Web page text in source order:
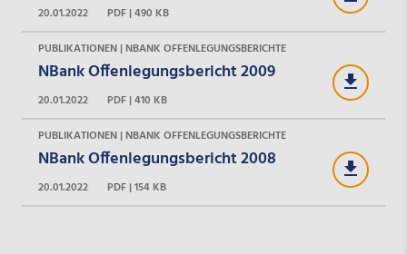
20.01.2022
PDF | 490 KB
PUBLIKATIONEN | NBANK OFFENLEGUNGSBERICHTE
NBank Offenlegungsbericht 2009
20.01.2022
PDF | 410 KB
PUBLIKATIONEN | NBANK OFFENLEGUNGSBERICHTE
NBank Offenlegungsbericht 2008
20.01.2022 PDF | 154 KB